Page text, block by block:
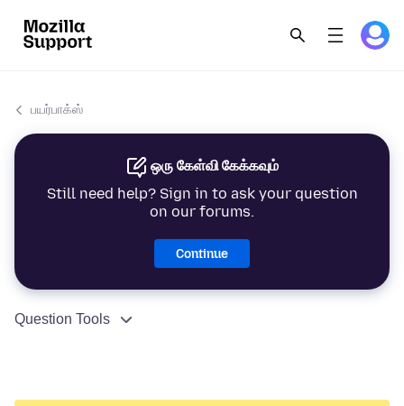
பயர்பாக்ஸ்
ஒரு கேள்வி கேக்கவும்
Still need help? Sign in to ask your question
on our forums.
Continue
Question Tools